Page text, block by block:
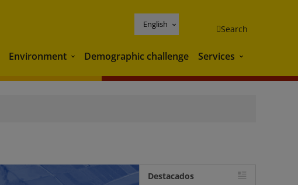
English Search
Environment Environment
Demographic challenge Services Services
Destacados